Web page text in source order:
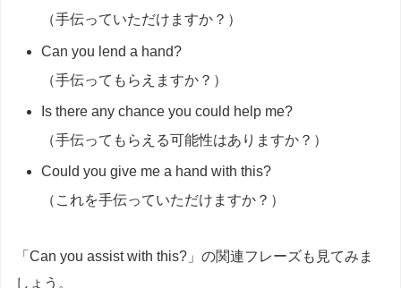
（手伝っていただけますか？）
Can you lend a hand?
（手伝ってもらえますか？）
Is there any chance you could help me?
（手伝ってもらえる可能性はありますか？）
Could you give me a hand with this?
（これを手伝っていただけますか？）
「Can you assist with this?」の関連フレーズも見てみま
しょう。